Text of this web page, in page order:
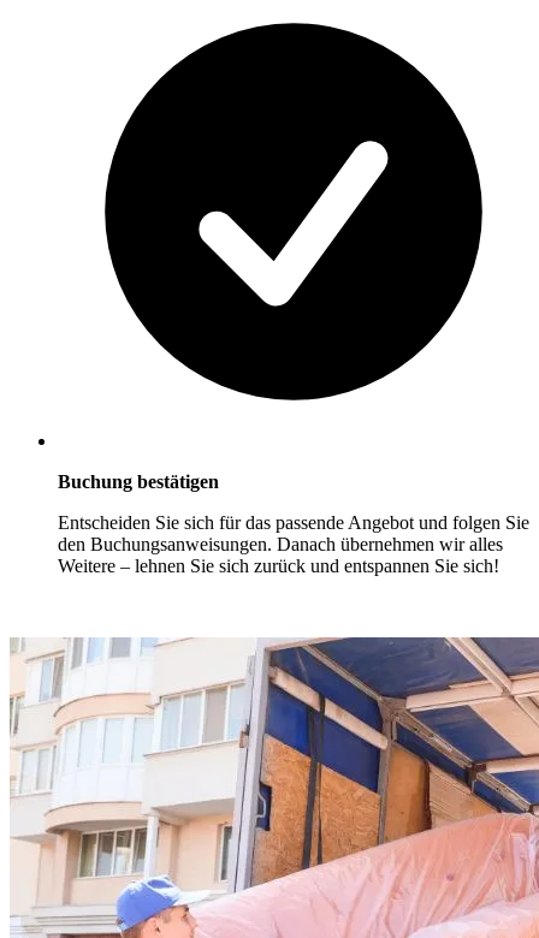
Buchung bestätigen
Entscheiden Sie sich für das passende Angebot und folgen Sie
den Buchungsanweisungen. Danach übernehmen wir alles
Weitere – lehnen Sie sich zurück und entspannen Sie sich!